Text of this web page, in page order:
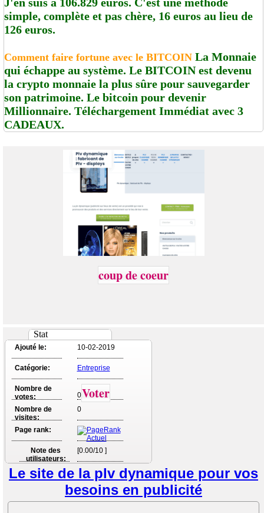
simple, complète et pas chère, 16 euros au lieu de
126 euros.
Comment faire fortune avec le BITCOIN La Monnaie
qui échappe au système. Le BITCOIN est devenu
la crypto monnaie la plus sûre pour sauvegarder
son patrimoine. Le bitcoin pour devenir
Millionnaire. Téléchargement Immédiat avec 3
CADEAUX.
coup de coeur
Stat
Ajouté le: 10-02-2019
Catégorie: Entreprise
Nombre de
votes:
0Voter
Nombre de
visites:
0
Page rank:
Note des
utilisateurs:
[0.00/10 ]
Le site de la plv dynamique pour vos
besoins en publicité